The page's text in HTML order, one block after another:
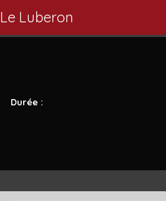
Le Luberon
Durée :